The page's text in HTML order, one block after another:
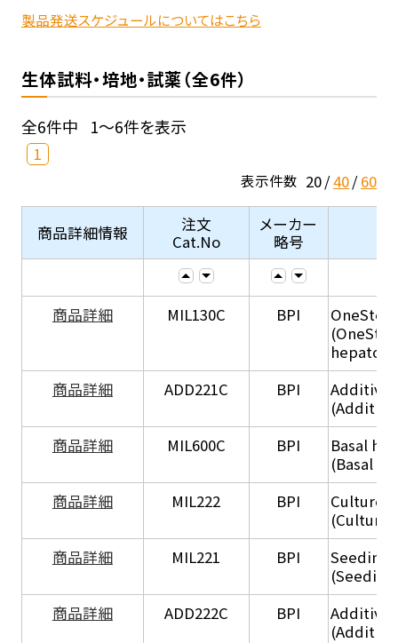
製品発送スケジュールについてはこちら
生体試料・培地・試薬（全6件）
全6件中 1～6件を表示
1
表示件数 20 40 60
商品詳細情報
注文
Cat.No
メーカー
略号
商品詳細 MIL130C BPI
商品詳細
ADD221C BPI
商品詳細
MIL600C BPI
Basal
(Basal
商品詳細
MIL222 BPI
Culture
(Culture
商品詳細
MIL221 BPI
Seeding
商品詳細
ADD222C BPI